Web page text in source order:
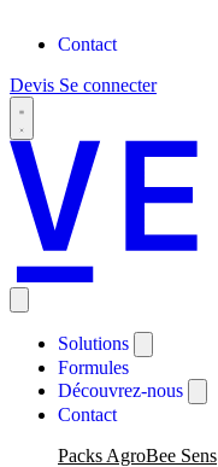
Contact
Devis Se connecter
Solutions
Formules
Découvrez-nous
Contact
Packs AgroBee Sens